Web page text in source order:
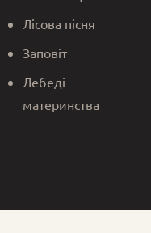
Лісова пісня
Заповіт
Лебеді
материнства